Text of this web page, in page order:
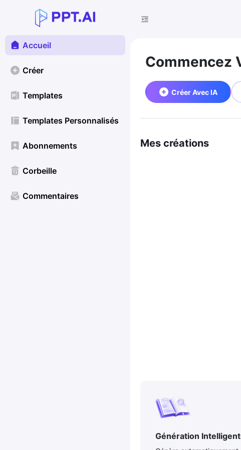
Accueil
Créer
Templates
Templates Personnalisés
Abonnements
Corbeille
Commentaires
Commencez
Créer Avec IA
Mes créations
Génération